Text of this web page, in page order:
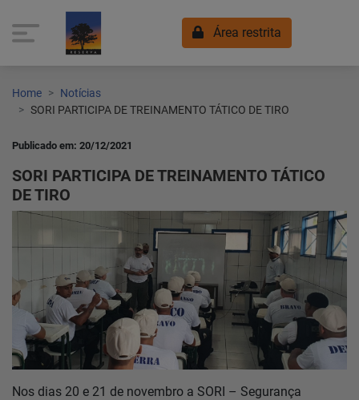
Área restrita
Home
Notícias
Home
Notícias
SORI PARTICIPA DE TREINAMENTO TÁTICO DE TIRO
Publicado em: 20/12/2021
SORI PARTICIPA DE TREINAMENTO TÁTICO
DE TIRO
Nos dias 20 e 21 de novembro a SORI – Segurança